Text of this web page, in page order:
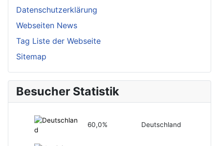
Datenschutzerklärung
Webseiten News
Tag Liste der Webseite
Sitemap
Besucher Statistik
60,0% Deutschland